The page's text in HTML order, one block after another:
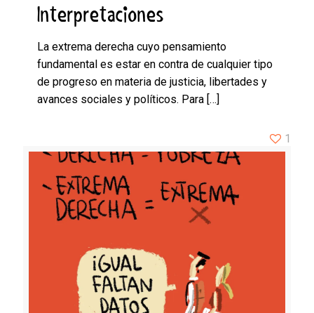
Interpretaciones
La extrema derecha cuyo pensamiento
fundamental es estar en contra de cualquier tipo
de progreso en materia de justicia, libertades y
avances sociales y políticos. Para […]
1